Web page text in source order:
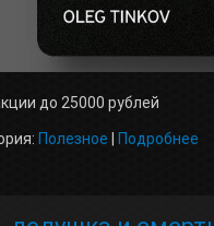
до 25000 рублей
Полезное Подробнее